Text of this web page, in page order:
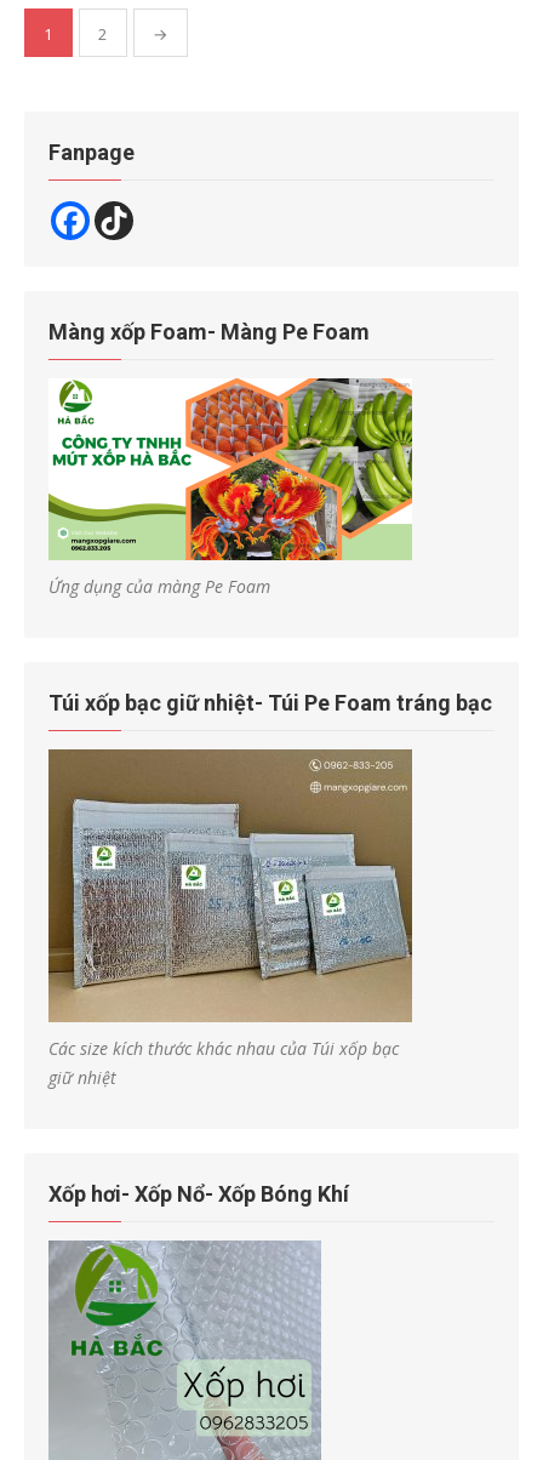
Phân
trang
1 2 →
Fanpage
Màng xốp Foam- Màng Pe Foam
Ứng dụng của màng Pe Foam
Túi xốp bạc giữ nhiệt- Túi Pe Foam tráng bạc
Các size kích thước khác nhau của Túi xốp bạc
giữ nhiệt
Xốp hơi- Xốp Nổ- Xốp Bóng Khí